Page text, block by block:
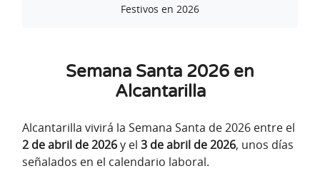
Festivos en 2026
Semana Santa 2026 en
Alcantarilla
Alcantarilla vivirá la Semana Santa de 2026 entre el
2 de abril de 2026y el 3 de abril de 2026, unos días
señalados en el calendario laboral.